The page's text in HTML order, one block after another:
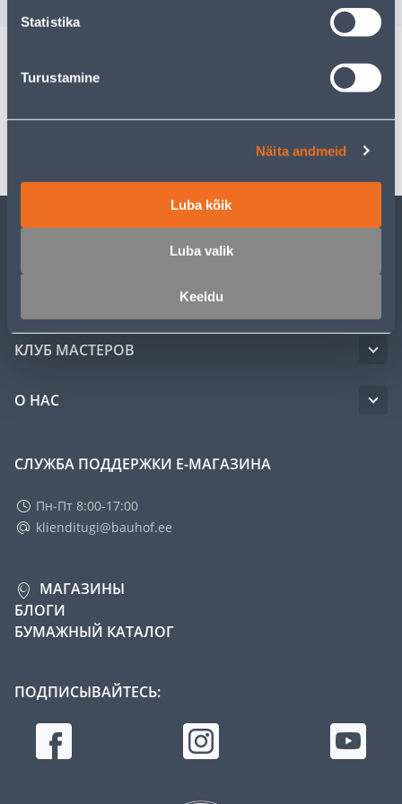
Statistika
Turustamine
Näita andmeid
Luba kõik
Luba valik
Keeldu
Спецификация
ОБСЛУЖИВАНИЕ ЧАСТНЫХ КЛИЕНТОВ
КЛУБ МАСТЕРОВ
О НАС
СЛУЖБА ПОДДЕРЖКИ Е-МАГАЗИНА
Пн-Пт 8:00-17:00
klienditugi@bauhof.ee
МАГАЗИНЫ
БЛОГИ
БУМАЖНЫЙ КАТАЛОГ
ПОДПИСЫВАЙТЕСЬ: